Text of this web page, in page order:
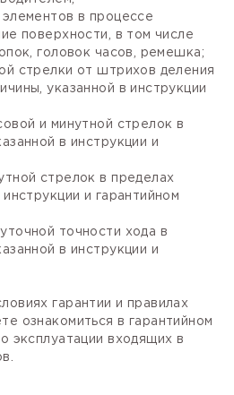
в процессе
поверхности, в том числе
головок часов, ремешка;
стрелки от штрихов деления
указанной в инструкции
и минутной стрелок в
в инструкции и
стрелок в пределах
и гарантийном
точности хода в
в инструкции и
гарантии и правилах
ознакомиться в гарантийном
эксплуатации входящих в